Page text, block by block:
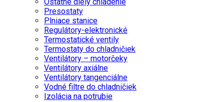
Presostaty
Plniace stanice
Regulátory-elektronické
Termostatické ventily
Termostaty do chladničiek
Ventilátory – motorčeky
Ventilátory axiálne
Ventilátory tangenciálne
Vodné filtre do chladničiek
Izolácia na potrubie